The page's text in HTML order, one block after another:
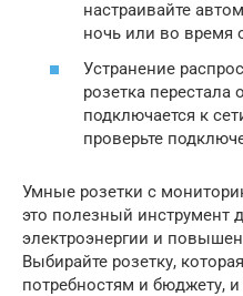
настраивайте
ночь или во время
Устранение
розетка перестала
подключается к
проверьте
Умные розетки с
это полезный инструмент
электроэнергии и
Выбирайте розетку,
потребностям и бюджету, и